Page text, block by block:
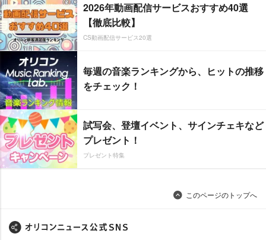
2026年動画配信サービスおすすめ40選
【徹底比較】
CS動画配信サービス20選
毎週の音楽ランキングから、ヒットの推移
をチェック！
試写会、登壇イベント、サインチェキなど
プレゼント！
プレゼント特集
このページのトップへ